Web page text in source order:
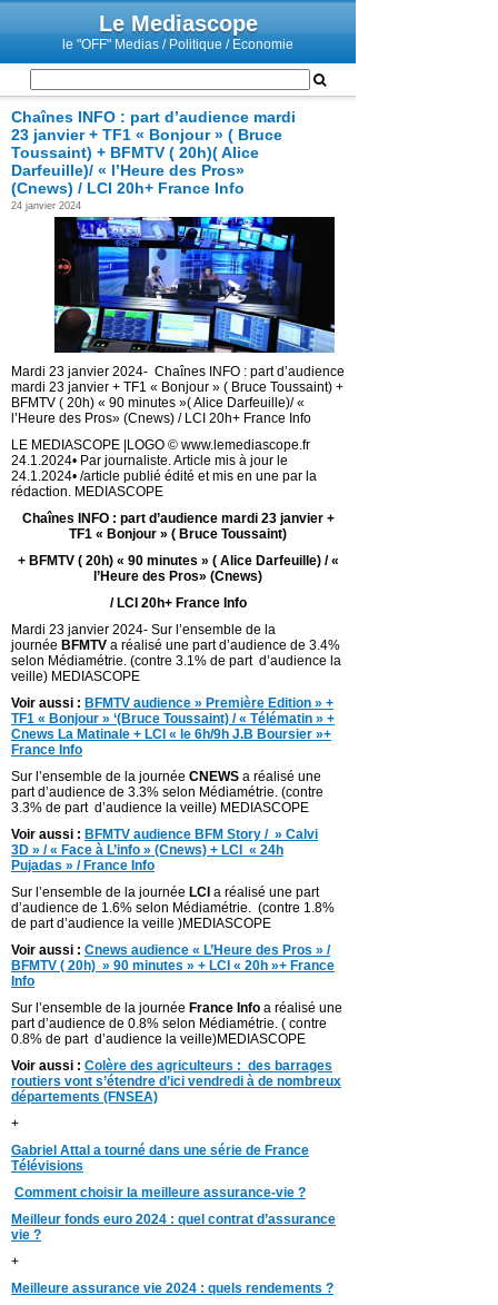
Le Mediascope
le "OFF" Medias / Politique / Economie
Chaînes INFO : part d’audience mardi
23 janvier + TF1 « Bonjour » ( Bruce
Toussaint) + BFMTV ( 20h)( Alice
Darfeuille)/ « l’Heure des Pros»
(Cnews) / LCI 20h+ France Info
24 janvier 2024
Mardi 23 janvier 2024- Chaînes INFO : part d’audience
mardi 23 janvier + TF1 « Bonjour » ( Bruce Toussaint) +
BFMTV ( 20h) « 90 minutes »( Alice Darfeuille)/ «
l’Heure des Pros» (Cnews) / LCI 20h+ France Info
LE MEDIASCOPE |LOGO © www.lemediascope.fr
24.1.2024• Par journaliste. Article mis à jour le
24.1.2024• /article publié édité et mis en une par la
rédaction. MEDIASCOPE
Chaînes INFO : part d’audience mardi 23 janvier +
TF1 « Bonjour » ( Bruce Toussaint)
+ BFMTV ( 20h) « 90 minutes » ( Alice Darfeuille) / «
l’Heure des Pros» (Cnews)
/ LCI 20h+ France Info
Mardi 23 janvier 2024- Sur l’ensemble de la
journée BFMTV a réalisé une part d’audience de 3.4%
selon Médiamétrie. (contre 3.1% de part d’audience la
veille) MEDIASCOPE
Voir aussi : BFMTV audience » Première Edition » +
TF1 « Bonjour » ‘(Bruce Toussaint) / « Télématin » +
Cnews La Matinale + LCI « le 6h/9h J.B Boursier »+
France Info
Sur l’ensemble de la journée CNEWS a réalisé une
part d’audience de 3.3% selon Médiamétrie. (contre
3.3% de part d’audience la veille) MEDIASCOPE
Voir aussi : BFMTV audience BFM Story / » Calvi
3D » / « Face à L’info » (Cnews) + LCI « 24h
Pujadas » / France Info
Sur l’ensemble de la journée LCI a réalisé une part
d’audience de 1.6% selon Médiamétrie. (contre 1.8%
de part d’audience la veille )MEDIASCOPE
Voir aussi : Cnews audience « L’Heure des Pros » /
BFMTV ( 20h) » 90 minutes » + LCI « 20h »+ France
Info
Sur l’ensemble de la journée France Info a réalisé une
part d’audience de 0.8% selon Médiamétrie. ( contre
0.8% de part d’audience la veille)MEDIASCOPE
Voir aussi : Colère des agriculteurs : des barrages
routiers vont s’étendre d’ici vendredi à de nombreux
départements (FNSEA)
+
Gabriel Attal a tourné dans une série de France
Télévisions
Comment choisir la meilleure assurance-vie ?
Meilleur fonds euro 2024 : quel contrat d’assurance
vie ?
+
Meilleure assurance vie 2024 : quels rendements ?